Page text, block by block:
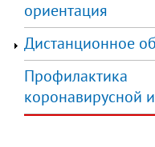
ориентация
Дистанционное
Профилактика
коронавирусной